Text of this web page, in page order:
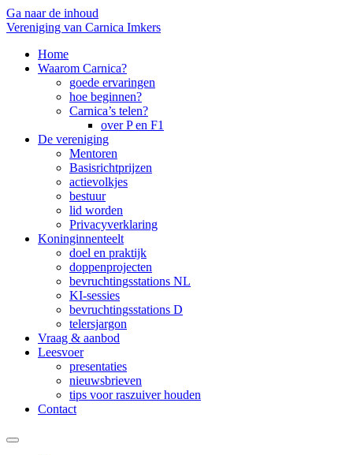
Ga naar de inhoud
Vereniging van Carnica Imkers
Home
Waarom Carnica?
goede ervaringen
hoe beginnen?
Carnica’s telen?
over P en F1
De vereniging
Mentoren
Basisrichtprijzen
actievolkjes
bestuur
lid worden
Privacyverklaring
Koninginnenteelt
doel en praktijk
doppenprojecten
bevruchtingsstations NL
KI-sessies
bevruchtingsstations D
telersjargon
Vraag & aanbod
Leesvoer
presentaties
nieuwsbrieven
tips voor raszuiver houden
Contact